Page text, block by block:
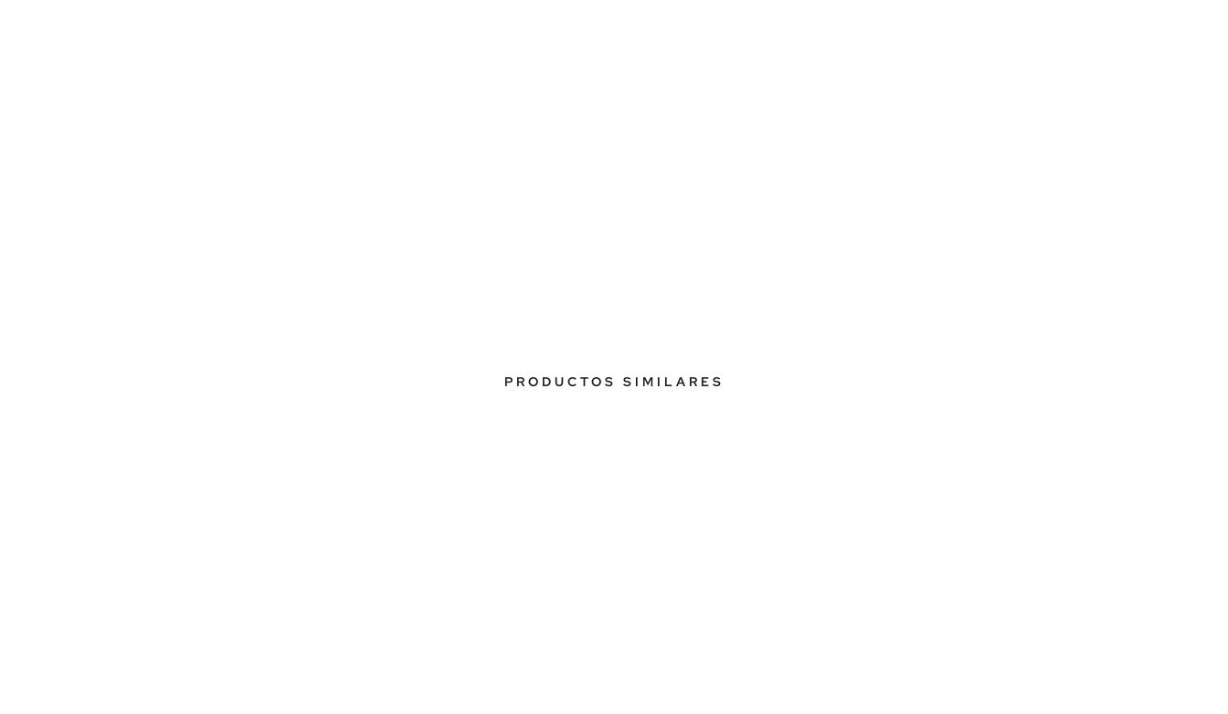
PRODUCTOS SIMILARES